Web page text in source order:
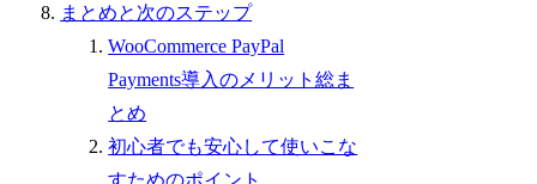
まとめと次のステップ
WooCommerce PayPal
Payments導入のメリット総ま
とめ
初心者でも安心して使いこな
すためのポイント